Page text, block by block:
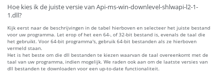
Hoe kies ik de juiste versie van Api-ms-win-downlevel-shlwapi-l2-1-
1.dll?
Kijk eerst naar de beschrijvingen in de tabel hierboven en selecteer het juiste bestand
voor uw programma. Let erop of het een 64-, of 32-bit bestand is, evenals de taal die
het gebruikt. Voor 64-bit programma's, gebruik 64-bit bestanden als ze hierboven
vermeld staan.
Het is het beste om die dll bestanden te kiezen waarvan de taal overeenkomt met de
taal van uw programma, indien mogelijk. We raden ook aan om de laatste versies van
dll bestanden te downloaden voor een up-to-date functionaliteit.